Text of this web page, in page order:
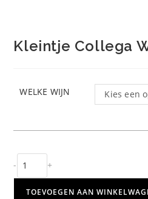
Kleintje Collega
WELKE WIJN Kies een
Kleintje
Collega
Wijn
- +
TOEVOEGEN AAN